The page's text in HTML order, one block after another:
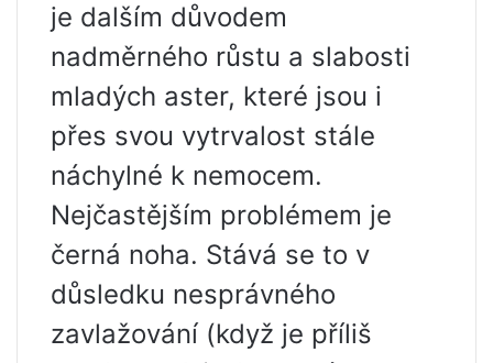
je dalším důvodem
nadměrného růstu a slabosti
mladých aster, které jsou i
přes svou vytrvalost stále
náchylné k nemocem.
Nejčastějším problémem je
černá noha. Stává se to v
důsledku nesprávného
zavlažování (když je příliš